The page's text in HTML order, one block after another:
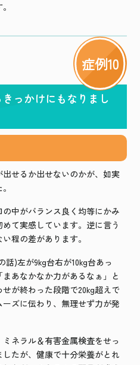
症例10
っかけにもなりまし
せるか出せないのかが、如実
中がバランス良く均等にかみ
て実感しています。逆に言う
程の差があります。
話)左が9kg台右が10kg台あっ
あなかなか力があるなぁ」と
が終わった段階で20kg超えで
ズに伝わり、無理せず力が発
ネラル＆有害金属検査をせっ
たが、健康で十分栄養がとれ